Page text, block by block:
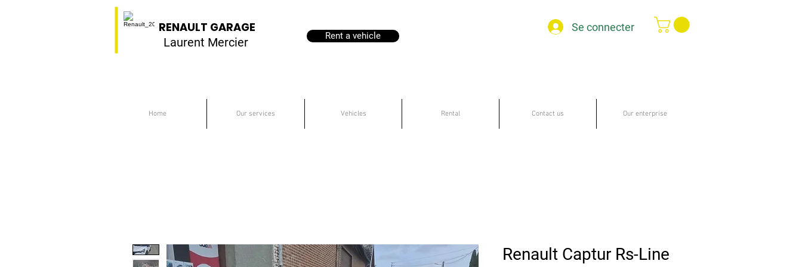
RENAULT GARAGE
Laurent Mercier Rent a vehicle
Se connecter
Home Our services Vehicles Rental Contact us Our enterprise
Renault Captur Rs-Line